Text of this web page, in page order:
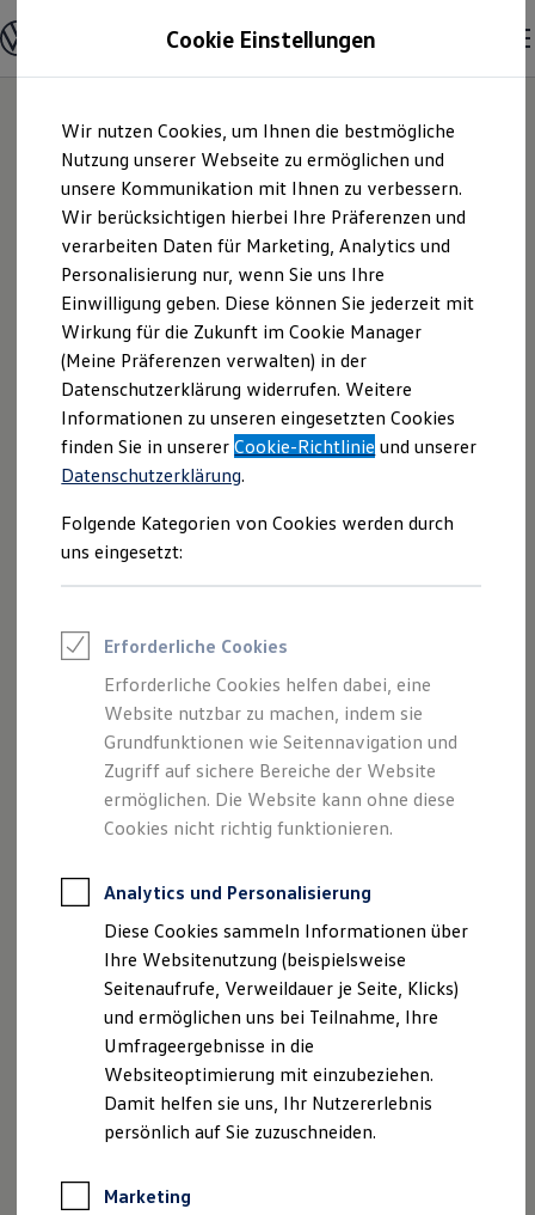
Hauptinhalt
springen
Footer
springen
Modelle und Konfigurator
Konfigurator
Modelle vergleichen
Elektroautos
ENERGY Sondermodelle
Nutzfahrzeuge
SUV und CUV
Familienautos
Kombis
Kompaktwagen
Sportwagen
Schnell verfügbare Fahrzeuge
Angebote und Produkte
Aktuelle Angebote
E-Auto-Förderung
Volkswagen Marktplatz
Die ENERGY Sondermodelle
Junge Gebrauchtwagen und Gebrauchtwagen
Volkswagen Zertifizierte Gebrauchtwagen
Elektromobilität bei Gebrauchtwagen
Saisonangebote
Reifenpakete
Leasing
Leasing-Angebote
Elektroauto Leasing
Kleinwagen-Leasing
Leasing ohne Anzahlung
Finanzierung
Autokredit mit Schlussrate
Versicherungen und Garantien
Kfz-Versicherung
Restschuldversicherungen
Garantien
Professional Class bei Volkswagen
Behörden
Direktkunden
Sonderfahrzeuge
Anpfiff zum Gewinn
Elektromobilität
Elektroautos
ID. Tutorials
Elektrofahrzeugkonzepte
ID. EVERY1
Reichweite
Rekuperation
VGRDD GmbH |
Impressum &
Rechtliches
Hier finden Sie Informationen über uns
(VGRDD GmbH) als verantwortlichen
Anbieter von Inhalten und Angeboten,
die auf dieser Website speziell
aufgeführt sind.
Impressum
Datenschutzerklärung
Impressum
Bremer Str. 35
01067 Dresden
Telefon: 0351 4920-0000
E-Mail:info@vgrdd.de
Webseite:www.vgrdd.de
Vertretungsberechtigte Geschäftsführer:
Lutz Zwerger, Henri Strübing
Sitz & Registergericht:
Dresden, HRB 42600
Cookie Einstellungen
Wir nutzen Cookies, um Ihnen die bestmögliche
Nutzung unserer Webseite zu ermöglichen und
unsere Kommunikation mit Ihnen zu verbessern.
Wir berücksichtigen hierbei Ihre Präferenzen und
verarbeiten Daten für Marketing, Analytics und
Personalisierung nur, wenn Sie uns Ihre
Einwilligung geben. Diese können Sie jederzeit mit
Wirkung für die Zukunft im Cookie Manager
(Meine Präferenzen verwalten) in der
Datenschutzerklärung widerrufen. Weitere
Informationen zu unseren eingesetzten Cookies
finden Sie in unsererCookie-Richtlinie und unserer
Datenschutzerklärung.
Folgende Kategorien von Cookies werden durch
uns eingesetzt:
Erforderliche Cookies
Erforderliche Cookies helfen dabei, eine
Website nutzbar zu machen, indem sie
Grundfunktionen wie Seitennavigation und
Zugriff auf sichere Bereiche der Website
ermöglichen. Die Website kann ohne diese
Cookies nicht richtig funktionieren.
Analytics und Personalisierung
Diese Cookies sammeln Informationen über
Ihre Websitenutzung (beispielsweise
Seitenaufrufe, Verweildauer je Seite, Klicks)
und ermöglichen uns bei Teilnahme, Ihre
Umfrageergebnisse in die
Websiteoptimierung mit einzubeziehen.
Damit helfen sie uns, Ihr Nutzererlebnis
persönlich auf Sie zuzuschneiden.
Marketing